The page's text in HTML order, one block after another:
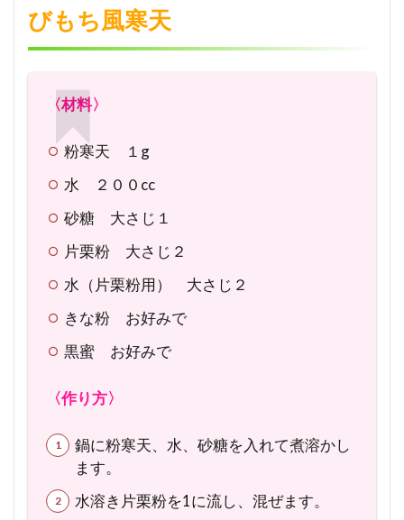
びもち風寒天
〈材料〉
粉寒天 １g
水 ２００cc
砂糖 大さじ１
片栗粉 大さじ２
水（片栗粉用） 大さじ２
きな粉 お好みで
黒蜜 お好みで
〈作り方〉
鍋に粉寒天、水、砂糖を入れて煮溶かし
ます。
水溶き片栗粉を1に流し、混ぜます。